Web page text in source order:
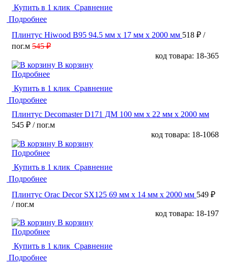
Купить в 1 клик Сравнение
Подробнее
Плинтус Hiwood B95 94.5 мм х 17 мм х 2000 мм 518 ₽ /
пог.м 545 ₽
код товара: 18-365
В корзину
Подробнее
Купить в 1 клик Сравнение
Подробнее
Плинтус Decomaster D171 ДМ 100 мм х 22 мм х 2000 мм
545 ₽ / пог.м
код товара: 18-1068
В корзину
Подробнее
Купить в 1 клик Сравнение
Подробнее
Плинтус Orac Decor SX125 69 мм х 14 мм х 2000 мм 549 ₽
/ пог.м
код товара: 18-197
В корзину
Подробнее
Купить в 1 клик Сравнение
Подробнее